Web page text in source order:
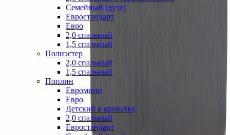
Семейный (дуэт)
Евростандарт
Евро
2,0 спальный
1,5 спальный
Полиэстер
2,0 спальный
1,5 спальный
Поплин
Евромини
Евро
Детский в кроватку
2,0 спальный
Евростандарт